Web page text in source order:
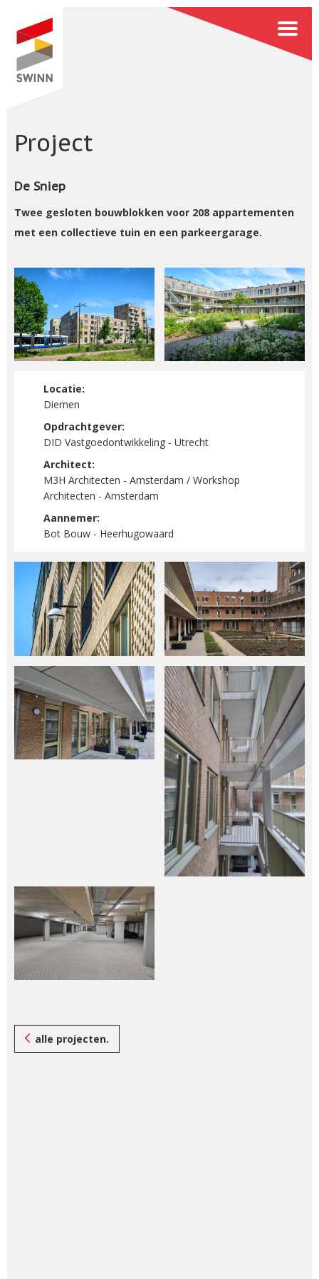
Project
De Sniep
Twee gesloten bouwblokken voor 208 appartementen
met een collectieve tuin en een parkeergarage.
Locatie:
Diemen
Opdrachtgever:
DID Vastgoedontwikkeling - Utrecht
Architect:
M3H Architecten - Amsterdam / Workshop
Architecten - Amsterdam
Aannemer:
Bot Bouw - Heerhugowaard
alle projecten.